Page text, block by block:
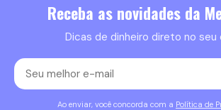
Receba as novidades da
Dicas de dinheiro direto no seu
Ao enviar, você concorda com a Política de